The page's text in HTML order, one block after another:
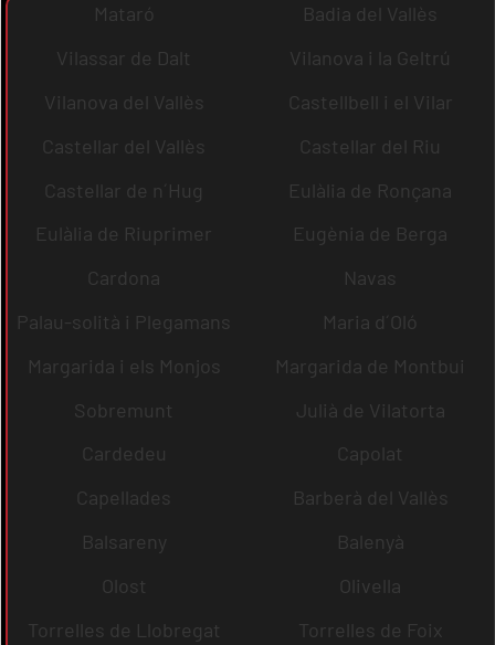
Mataró
Badia del Vallès
Vilassar de Dalt
Vilanova i la Geltrú
Vilanova del Vallès
Castellbell i el Vilar
Castellar del Vallès
Castellar del Riu
Castellar de n´Hug
Eulàlia de Ronçana
Eulàlia de Riuprimer
Eugènia de Berga
Cardona
Navas
Palau-solità i Plegamans
Maria d´Oló
Margarida i els Monjos
Margarida de Montbui
Sobremunt
Julià de Vilatorta
Cardedeu
Capolat
Capellades
Barberà del Vallès
Balsareny
Balenyà
Olost
Olivella
Torrelles de Llobregat
Torrelles de Foix